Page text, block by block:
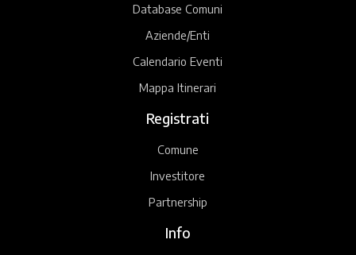
Database Comuni
Aziende/Enti
Calendario Eventi
Mappa Itinerari
Registrati
Comune
Investitore
Partnership
Info